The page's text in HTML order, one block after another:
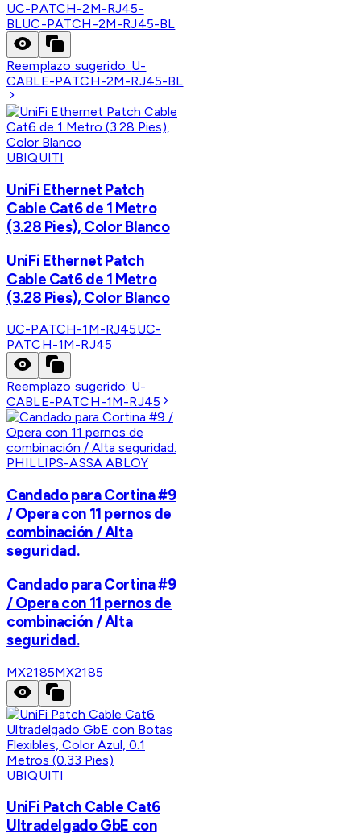
UC-PATCH-2M-RJ45-
BLUC-PATCH-2M-RJ45-BL
Reemplazo sugerido: U-
CABLE-PATCH-2M-RJ45-BL
UBIQUITI
UniFi Ethernet Patch
Cable Cat6 de 1 Metro
(3.28 Pies), Color Blanco
UniFi Ethernet Patch
Cable Cat6 de 1 Metro
(3.28 Pies), Color Blanco
UC-PATCH-1M-RJ45UC-
PATCH-1M-RJ45
Reemplazo sugerido: U-
CABLE-PATCH-1M-RJ45
PHILLIPS-ASSA ABLOY
Candado para Cortina #9
/ Opera con 11 pernos de
combinación / Alta
seguridad.
Candado para Cortina #9
/ Opera con 11 pernos de
combinación / Alta
seguridad.
MX2185MX2185
UBIQUITI
UniFi Patch Cable Cat6
Ultradelgado GbE con